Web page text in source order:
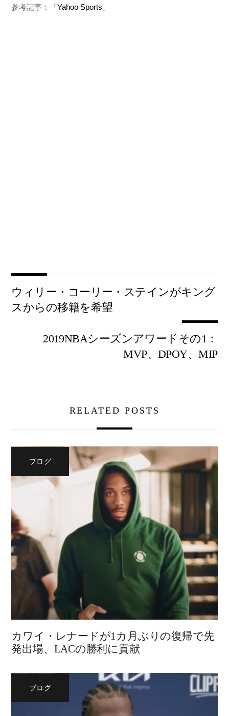
参考記事：「Yahoo Sports 」
ウィリー・コーリー・ステインがキング
スからの移籍を希望
2019NBAシーズンアワードその1：
MVP、DPOY、MIP
RELATED POSTS
ブログ
カワイ・レナードが1カ月ぶりの復帰で先
発出場、LACの勝利に貢献
ブログ